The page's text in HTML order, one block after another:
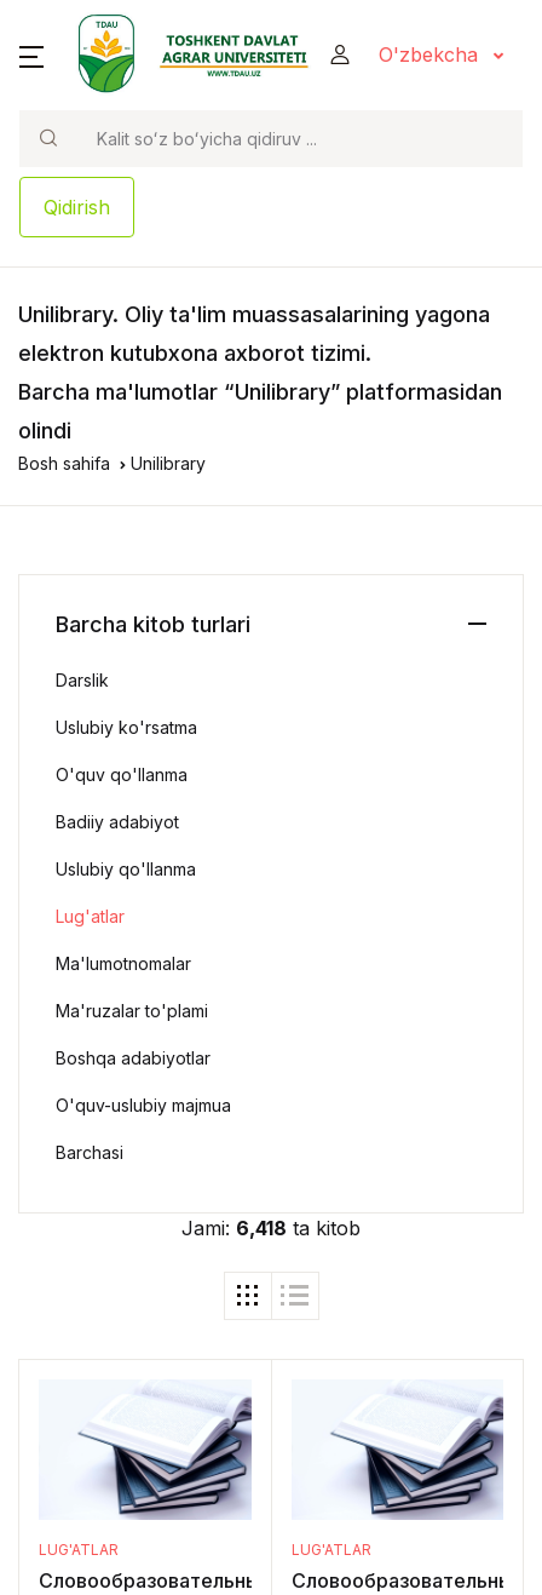
O'zbekcha
Qidirish
Unilibrary. Oliy ta'lim muassasalarining yagona
elektron kutubxona axborot tizimi.
Barcha ma'lumotlar “Unilibrary” platformasidan
olindi
Bosh sahifa Unilibrary
Jami: 6,418 ta kitob
LUG'ATLAR
Словообразовательный
LUG'ATLAR
Словообразовательный
Barcha kitob turlari
Darslik
Uslubiy ko'rsatma
O'quv qo'llanma
Badiiy adabiyot
Uslubiy qo'llanma
Lug'atlar
Ma'lumotnomalar
Ma'ruzalar to'plami
Boshqa adabiyotlar
O'quv-uslubiy majmua
Barchasi